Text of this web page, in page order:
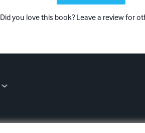
Did you love this book? Leave a review for